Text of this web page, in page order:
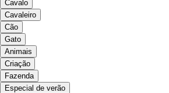
Cavalo
Cavaleiro
Cão
Gato
Animais
Criação
Fazenda
Especial de verão